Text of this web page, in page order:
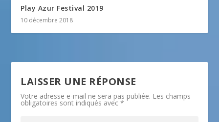
Play Azur Festival 2019
10 décembre 2018
LAISSER UNE RÉPONSE
Votre adresse e-mail ne sera pas publiée. Les champs
obligatoires sont indiqués avec*